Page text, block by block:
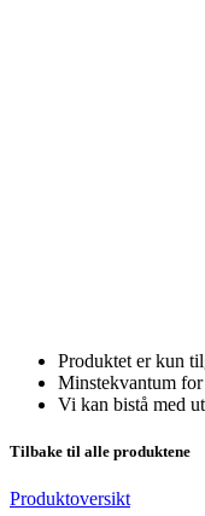
Produktet er kun
Minstekvantum
Vi kan bistå med
Tilbake til alle produktene
Produktoversikt